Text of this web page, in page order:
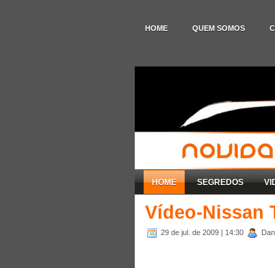
HOME QUEM SOMOS
HOME SEGREDOS
Vídeo-Nissan
29 de jul. de 2009 | 14:30